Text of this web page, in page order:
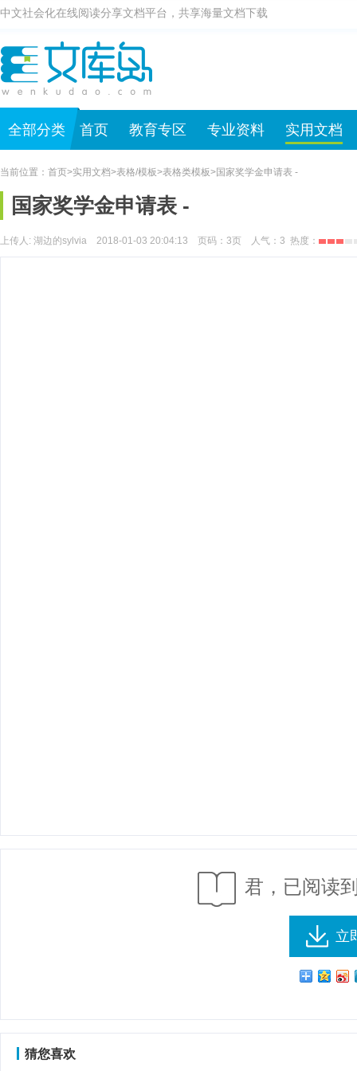
中文社会化在线阅读分享文档平台，共享海量文档下载
全部分类 首页 教育专区 专业资料 实用文档
当前位置： 首页>实用文档>表格/模板>表格类模板>国家奖学金申请表 -
国家奖学金申请表 -
上传人: 湖边的sylvia 2018-01-03 20:04:13 页码： 3页 人气： 3 热度：
君，已阅读
立
猜您喜欢